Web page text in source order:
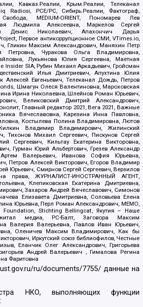
Кавказ.Реалии, Крым.Реалии, Телеканал
Radiosi, PCE/PC, Сибирь.Реалии, Фактограф,
MEDIUM-ORIENT, Пономарев Лев
Людмила Алексеевна, Маркелов Сергей
Денис Николаевич, Апахончич Дарья
Первое антикоррупционное СМИ, VTimes.io,
Гликин Максим Александрович, Маняхин Петр
Чуракова Ольга Владимировна,
Лукьянова Юлия Сергеевна, Маетная
Insider SIA, Рубин Михаил Аркадьевич, Гройсман
Илья Дмитриевич, Апухтина Юлия
Алексей Евгеньевич, Телеканал Дождь, Петров
Шмагун Олеся Валентиновна, Мароховская
Ирина Николаевна, Шлейнов Роман Юрьевич,
Великовский Дмитрий Александрович,
Главный редактор 2021, Вега 2021, Важные
Вячеславовна, Карезина Инна Павловна,
Костылева Полина Владимировна, Лютов
Владимир Владимирович, Жилинский
Тихонов Михаил Сергеевич, Пискунов Сергей
Сергеевич, Кильтау Екатерина Викторовна,
Гурман Юрий Альбертович, Грезев Александр
Валерьевич, Иванова София Юрьевна,
Петров Алексей Викторович, Егоров Владимир
Юрьевич, Смирнов Сергей Сергеевич, Верзилов
права, ЖУРНАЛИСТ-ИНОСТРАННЫЙ АГЕНТ,
Клепиковская Екатерина Дмитриевна,
Захаров Андрей Вячеславович, Симонов
Елизавета Дмитриевна, Соловьева Елена
Юрьевна, Перл Роман Александрович, МЕМО,
Foundation, Stichting Bellingcat, Якутия – Наше
медиа, РС-Балт, Заговора Максим
Валерия Валерьевна, Павлов Иван Юрьевич,
Оленичев Максим Владимирович, Как бы
Иркутский союз библиофилов, Честные
Еланчик Олег Александрович, Григорьева
Андрей Валерьевич , Гималова Регина
Фаритовна
ru/documents/7755/ данные на
НКО, выполняющих функции